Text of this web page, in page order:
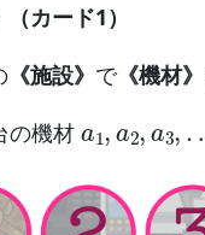
カード1）
《施設》 で《機材》
の機材